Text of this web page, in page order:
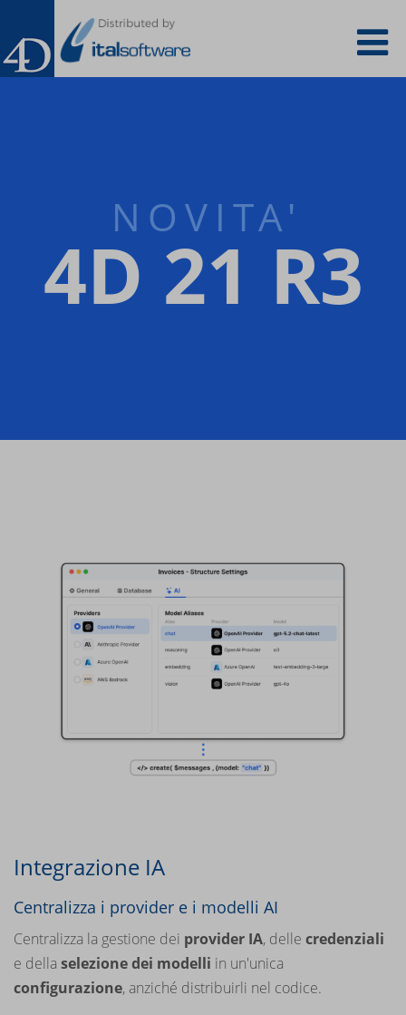
contenuto
principale
NOVITA'
4D 21 R3
Integrazione IA
Centralizza i provider e i modelli AI
Centralizza la gestione dei provider IA, delle credenziali
e della selezione dei modelli in un'unica
configurazione, anziché distribuirli nel codice.